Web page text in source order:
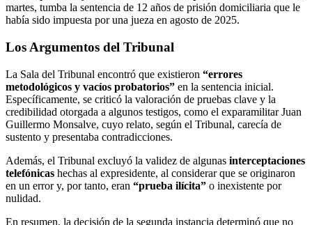
martes, tumba la sentencia de 12 años de prisión domiciliaria que le
había sido impuesta por una jueza en agosto de 2025.
Los Argumentos del Tribunal
La Sala del Tribunal encontró que existieron “errores
metodológicos y vacíos probatorios” en la sentencia inicial.
Específicamente, se criticó la valoración de pruebas clave y la
credibilidad otorgada a algunos testigos, como el exparamilitar Juan
Guillermo Monsalve, cuyo relato, según el Tribunal, carecía de
sustento y presentaba contradicciones.
Además, el Tribunal excluyó la validez de algunas interceptaciones
telefónicas hechas al expresidente, al considerar que se originaron
en un error y, por tanto, eran “prueba ilícita” o inexistente por
nulidad.
En resumen, la decisión de la segunda instancia determinó que no